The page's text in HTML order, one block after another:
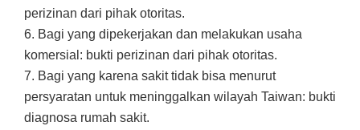
perizinan dari pihak otoritas.
6. Bagi yang dipekerjakan dan melakukan usaha
komersial: bukti perizinan dari pihak otoritas.
7. Bagi yang karena sakit tidak bisa menurut
persyaratan untuk meninggalkan wilayah Taiwan: bukti
diagnosa rumah sakit.